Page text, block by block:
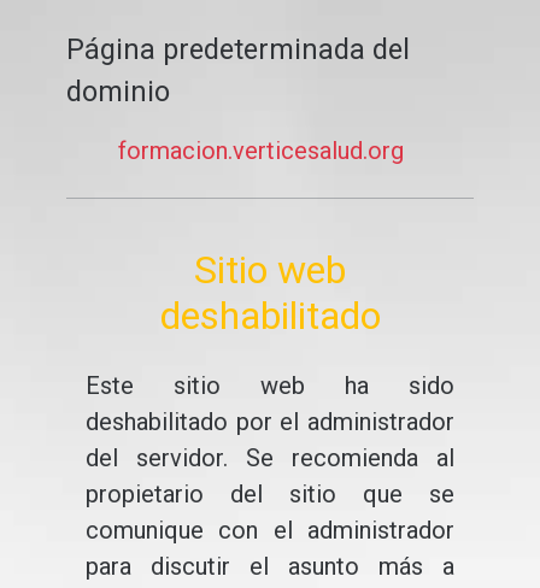
Página predeterminada del
dominio
formacion.verticesalud.org
Sitio web
deshabilitado
Este sitio web ha sido
deshabilitado por el administrador
del servidor. Se recomienda al
propietario del sitio que se
comunique con el administrador
para discutir el asunto más a